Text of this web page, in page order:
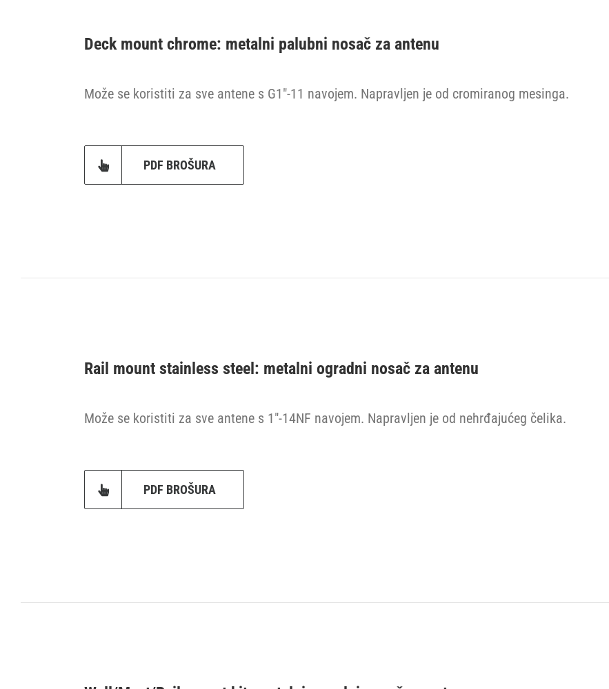
Deck mount chrome: metalni palubni nosač za antenu
Može se koristiti za sve antene s G1″-11 navojem. Napravljen je od cromiranog mesinga.
PDF BROŠURA
Rail mount stainless steel: metalni ogradni nosač za antenu
Može se koristiti za sve antene s 1″-14NF navojem. Napravljen je od nehrđajućeg čelika.
PDF BROŠURA